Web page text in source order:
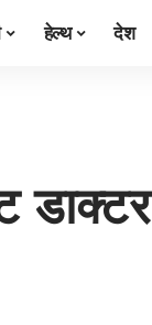
हेल्थ देश
डाक्टर